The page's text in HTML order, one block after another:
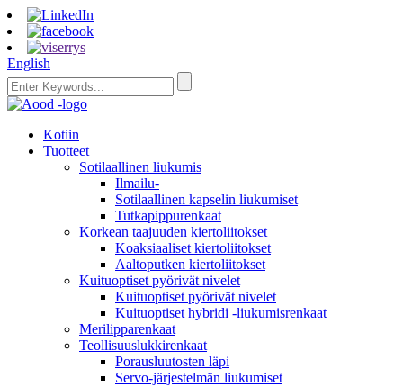
English
Kotiin
Tuotteet
Sotilaallinen liukumis
Ilmailu-
Sotilaallinen kapselin liukumiset
Tutkapippurenkaat
Korkean taajuuden kiertoliitokset
Koaksiaaliset kiertoliitokset
Aaltoputken kiertoliitokset
Kuituoptiset pyörivät nivelet
Kuituoptiset pyörivät nivelet
Kuituoptiset hybridi -liukumisrenkaat
Merilipparenkaat
Teollisuuslukkirenkaat
Porausluutosten läpi
Servo-järjestelmän liukumiset